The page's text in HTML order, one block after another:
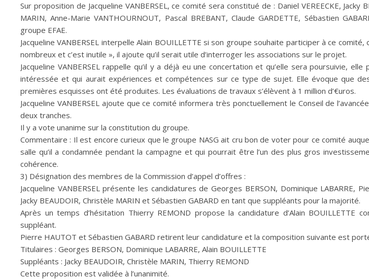
Sur proposition de Jacqueline VANBERSEL, ce comité sera constitué de : Daniel VEREECKE, Jacky
MARIN, Anne-Marie VANTHOURNOUT, Pascal BREBANT, Claude GARDETTE, Sébastien
groupe EFAE.
Jacqueline VANBERSEL interpelle Alain BOUILLETTE si son groupe souhaite participer à ce
nombreux et c’est inutile », il ajoute qu’il serait utile d’interroger les associations sur le projet.
Jacqueline VANBERSEL rappelle qu’il y a déjà eu une concertation et qu’elle sera poursuivie,
intéressée et qui aurait expériences et compétences sur ce type de sujet. Elle évoque que
premières esquisses ont été produites. Les évaluations de travaux s’élèvent à 1 million d’€uros.
Jacqueline VANBERSEL ajoute que ce comité informera très ponctuellement le Conseil de
deux tranches.
Il y a vote unanime sur la constitution du groupe.
Commentaire : Il est encore curieux que le groupe NASG ait cru bon de voter pour ce comité
salle qu’il a condamnée pendant la campagne et qui pourrait être l’un des plus gros
cohérence.
3) Désignation des membres de la Commission d’appel d’offres :
Jacqueline VANBERSEL présente les candidatures de Georges BERSON, Dominique LABARRE,
Jacky BEAUDOIR, Christèle MARIN et Sébastien GABARD en tant que suppléants pour la majorité.
Après un temps d’hésitation Thierry REMOND propose la candidature d’Alain BOUILLETTE
suppléant.
Pierre HAUTOT et Sébastien GABARD retirent leur candidature et la composition suivante est
Titulaires : Georges BERSON, Dominique LABARRE, Alain BOUILLETTE
Suppléants : Jacky BEAUDOIR, Christèle MARIN, Thierry REMOND
Cette proposition est validée à l’unanimité.